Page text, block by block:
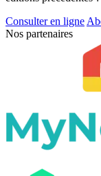
Consulter en ligne
Nos partenaires